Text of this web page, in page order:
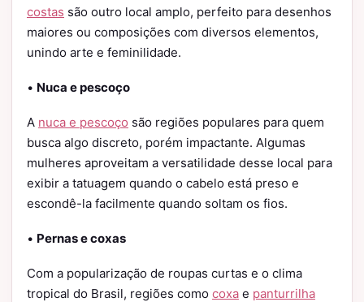
costas são outro local amplo, perfeito para desenhos
maiores ou composições com diversos elementos,
unindo arte e feminilidade.
• Nuca e pescoço
A nuca e pescoço são regiões populares para quem
busca algo discreto, porém impactante. Algumas
mulheres aproveitam a versatilidade desse local para
exibir a tatuagem quando o cabelo está preso e
escondê-la facilmente quando soltam os fios.
• Pernas e coxas
Com a popularização de roupas curtas e o clima
tropical do Brasil, regiões como coxa e panturrilha